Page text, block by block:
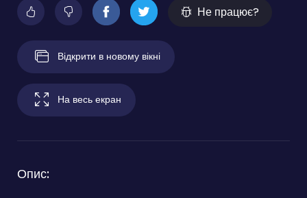
Не працює?
Відкрити в новому вікні
На весь екран
Опис: